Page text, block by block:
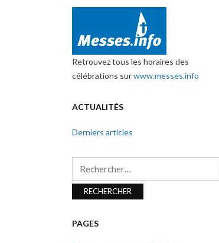
Retrouvez tous les horaires des
célébrations surwww.messes.info
ACTUALITÉS
Derniers articles
PAGES